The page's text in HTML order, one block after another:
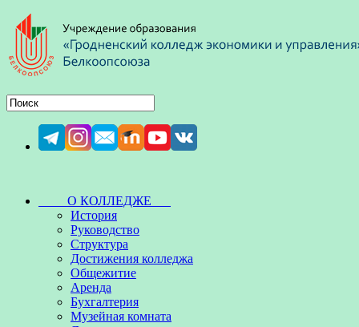
О КОЛЛЕДЖЕ
История
Руководство
Структура
Достижения колледжа
Общежитие
Аренда
Бухгалтерия
Музейная комната